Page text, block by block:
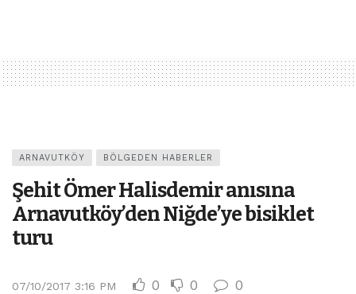
ARNAVUTKÖY BÖLGEDEN HABERLER
Şehit Ömer Halisdemir anısına
Arnavutköy’den Niğde’ye bisiklet
turu
07/10/2017 3:16 PM 0 0 0